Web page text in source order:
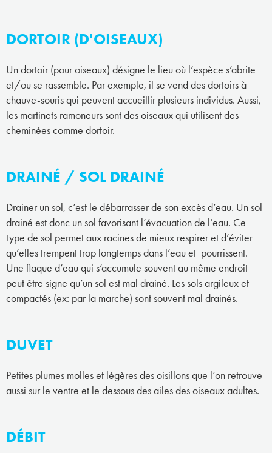
DORTOIR (D'OISEAUX)
Un dortoir (pour oiseaux) désigne le lieu où l’espèce s’abrite
et/ou se rassemble. Par exemple, il se vend des dortoirs à
chauve-souris qui peuvent accueillir plusieurs individus. Aussi,
les martinets ramoneurs sont des oiseaux qui utilisent des
cheminées comme dortoir.
DRAINÉ / SOL DRAINÉ
Drainer un sol, c’est le débarrasser de son excès d’eau. Un sol
drainé est donc un sol favorisant l’évacuation de l’eau. Ce
type de sol permet aux racines de mieux respirer et d’éviter
qu’elles trempent trop longtemps dans l’eau et pourrissent.
Une flaque d’eau qui s’accumule souvent au même endroit
peut être signe qu’un sol est mal drainé. Les sols argileux et
compactés (ex: par la marche) sont souvent mal drainés.
DUVET
Petites plumes molles et légères des oisillons que l’on retrouve
aussi sur le ventre et le dessous des ailes des oiseaux adultes.
DÉBIT